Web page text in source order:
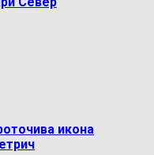
икона